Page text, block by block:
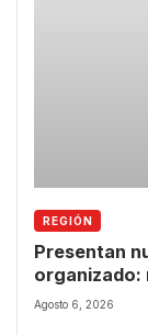
REGIÓN
Presentan
más
Agosto 6, 2026